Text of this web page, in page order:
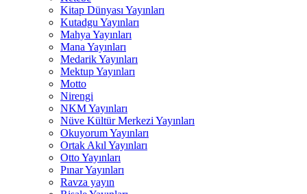
Kitap Dünyası Yayınları
Kutadgu Yayınları
Mahya Yayınları
Mana Yayınları
Medarik Yayınları
Mektup Yayınları
Motto
Nirengi
NKM Yayınları
Nüve Kültür Merkezi Yayınları
Okuyorum Yayınları
Ortak Akıl Yayınları
Otto Yayınları
Pınar Yayınları
Ravza yayın